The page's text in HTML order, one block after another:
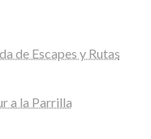
de Escapes y Rutas
a la Parrilla